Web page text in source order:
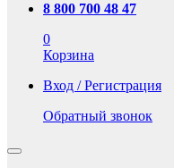
8 800 700 48 47
0
Корзина
Вход / Регистрация
Обратный звонок